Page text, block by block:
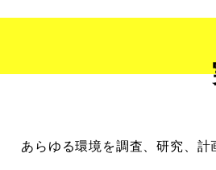
あらゆる環境を調査、研究、